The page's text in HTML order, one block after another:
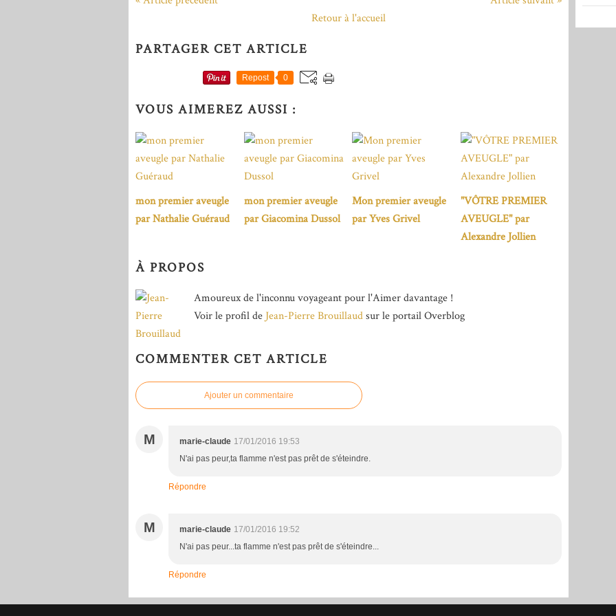
Retour à l'accueil
PARTAGER CET ARTICLE
Repost 0
VOUS AIMEREZ AUSSI :
mon premier aveugle
par Nathalie Guéraud
mon premier aveugle
par Giacomina Dussol
Mon premier aveugle
par Yves Grivel
"VÔTRE PREMIER
AVEUGLE" par
Alexandre Jollien
À PROPOS
Amoureux de l'inconnu voyageant pour l'Aimer davantage !
Voir le profil de Jean-Pierre Brouillaudsur le portail Overblog
COMMENTER CET ARTICLE
Ajouter un commentaire
M marie-claude 17/01/2016 19:53
N'ai pas peur,ta flamme n'est pas prêt de s'éteindre.
Répondre
M marie-claude 17/01/2016 19:52
N'ai pas peur...ta flamme n'est pas prêt de s'éteindre...
Répondre